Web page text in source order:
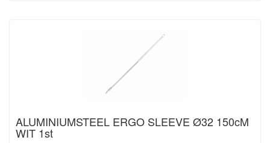
ALUMINIUMSTEEL ERGO SLEEVE Ø32 150cM
WIT 1st